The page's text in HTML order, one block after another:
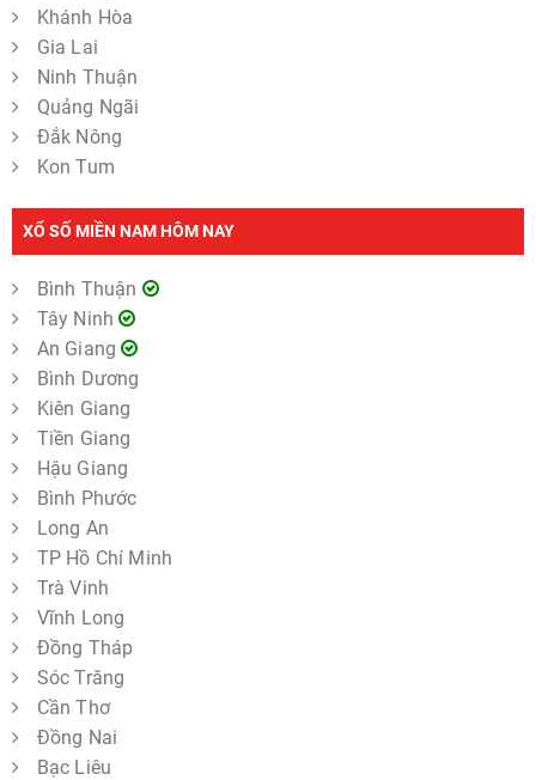
Khánh Hòa
Gia Lai
Ninh Thuận
Quảng Ngãi
Đắk Nông
Kon Tum
XỔ SỐ MIỀN NAM HÔM NAY
Bình Thuận
Tây Ninh
An Giang
Bình Dương
Kiên Giang
Tiền Giang
Hậu Giang
Bình Phước
Long An
TP Hồ Chí Minh
Trà Vinh
Vĩnh Long
Đồng Tháp
Sóc Trăng
Cần Thơ
Đồng Nai
Bạc Liêu